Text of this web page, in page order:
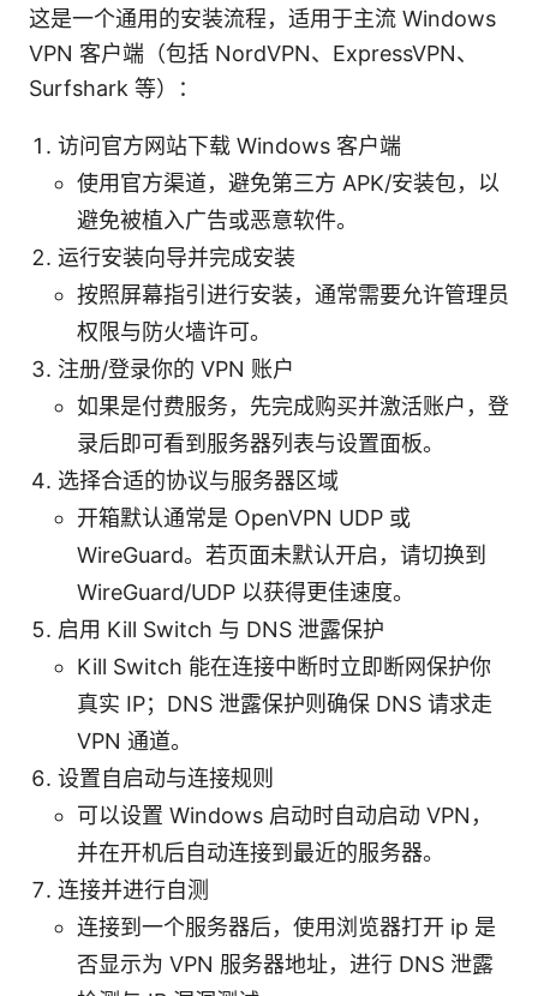
这是一个通用的安装流程，适用于主流 Windows
VPN 客户端（包括 NordVPN、ExpressVPN、
Surfshark 等）：
访问官方网站下载 Windows 客户端
使用官方渠道，避免第三方 APK/安装包，以
避免被植入广告或恶意软件。
运行安装向导并完成安装
按照屏幕指引进行安装，通常需要允许管理员
权限与防火墙许可。
注册/登录你的 VPN 账户
如果是付费服务，先完成购买并激活账户，登
录后即可看到服务器列表与设置面板。
选择合适的协议与服务器区域
开箱默认通常是 OpenVPN UDP 或
WireGuard。若页面未默认开启，请切换到
WireGuard/UDP 以获得更佳速度。
启用 Kill Switch 与 DNS 泄露保护
Kill Switch 能在连接中断时立即断网保护你
真实 IP；DNS 泄露保护则确保 DNS 请求走
VPN 通道。
设置自启动与连接规则
可以设置 Windows 启动时自动启动 VPN，
并在开机后自动连接到最近的服务器。
连接并进行自测
连接到一个服务器后，使用浏览器打开 ip 是
否显示为 VPN 服务器地址，进行 DNS 泄露